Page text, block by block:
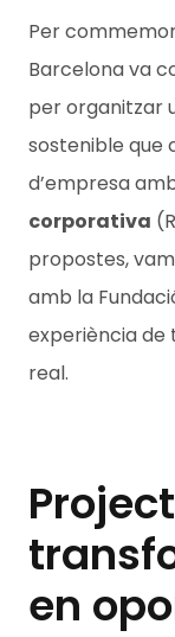
Per
Barcelona va
per organitzar
sostenible que
d’empresa
corporativa
propostes,
amb la
experiència de
real.
en